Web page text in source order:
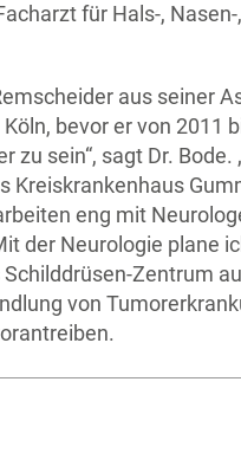
für Hals-,
aus seiner
bevor er von 2011
sein“, sagt Dr.
eng mit
der Neurologie plane
Zentrum
von